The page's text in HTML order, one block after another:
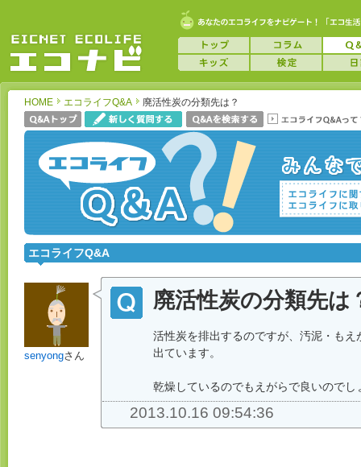
HOME エコライフQ&A 廃活性炭の分類先は？
エコライフQ&A
senyongさん
廃活性炭の分類先は
活性炭を排出するのですが、汚泥・もえ
出ています。
乾燥しているのでもえがらで良いのでし
2013.10.16 09:54:36